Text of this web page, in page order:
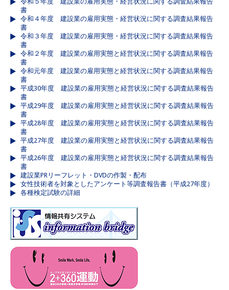
書
令和４年度 建設業の雇用実態・経営状況に関する調査結果報告
書
令和３年度 建設業の雇用実態・経営状況に関する調査結果報告
書
令和２年度 建設業の雇用実態と経営状況に関する調査結果報告
書
令和元年度 建設業の雇用実態と経営状況に関する調査結果報告
書
平成30年度 建設業の雇用実態と経営状況に関する調査結果報告
書
平成29年度 建設業の雇用実態と経営状況に関する調査結果報告
書
平成28年度 建設業の雇用実態と経営状況に関する調査結果報告
書
平成27年度 建設業の雇用実態と経営状況に関する調査結果報告
書
平成26年度 建設業の雇用実態と経営状況に関する調査結果報告
書
建設業PRリーフレット・DVDの作製・配布
女性技術者を対象としたアンケート等調査報告書（平成27年度）
各種検定試験の詳細